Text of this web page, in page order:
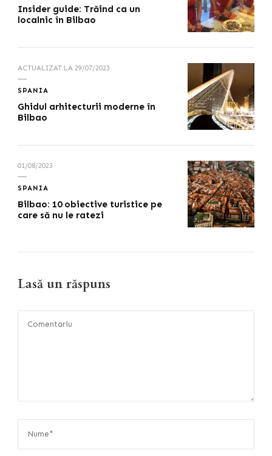
Insider guide: Trăind ca un
localnic în Bilbao
ACTUALIZAT LA 29/07/2023
SPANIA
Ghidul arhitecturii moderne în
Bilbao
01/08/2023
SPANIA
Bilbao: 10 obiective turistice pe
care să nu le ratezi
Lasă un răspuns